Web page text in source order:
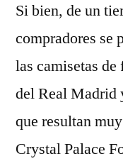
Si bien, de un
compradores se
las camisetas
del Real Madrid
que resultan
Crystal Palace